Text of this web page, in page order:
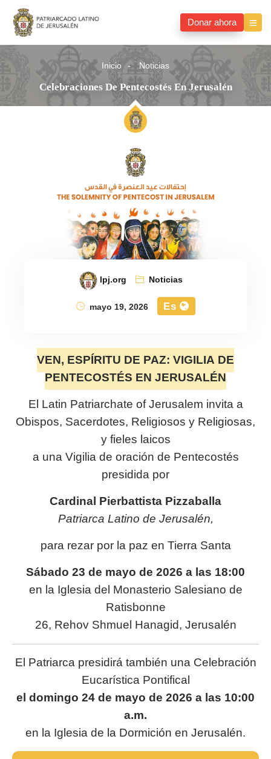
Donar ahora
Inicio Noticias
Celebraciones De Pentecostés En Jerusalén
lpj.org
Noticias
mayo 19, 2026
Es
VEN, ESPÍRITU DE PAZ: VIGILIA DE
PENTECOSTÉS EN JERUSALÉN
ElLatin Patriarchate of Jerusaleminvita a
Obispos, Sacerdotes, Religiosos y Religiosas,
y fieles laicos
a una Vigilia de oración de Pentecostés
presidida por
Cardinal Pierbattista Pizzaballa
Patriarca Latino de Jerusalén,
para rezar por la paz en Tierra Santa
Sábado 23 de mayo de 2026 a las 18:00
en la Iglesia del Monasterio Salesiano de
Ratisbonne
26, Rehov Shmuel Hanagid, Jerusalén
El Patriarca presidirá también una Celebración
Eucarística Pontifical
el domingo 24 de mayo de 2026 a las 10:00
a.m.
en la Iglesia de la Dormición en Jerusalén.